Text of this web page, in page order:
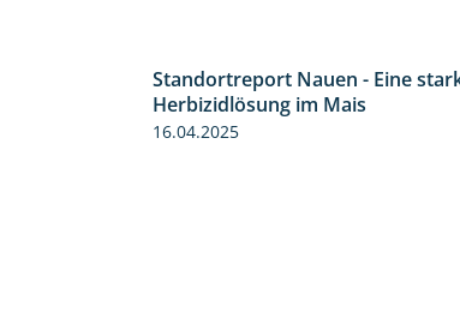
Standortreport Nauen - Eine
Herbizidlösung im Mais
16.04.2025